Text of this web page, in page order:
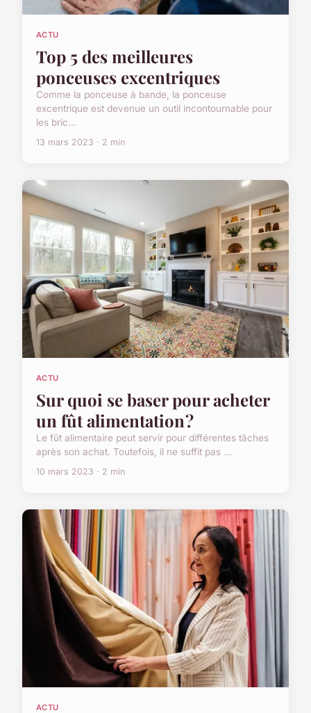
ACTU
Top 5 des meilleures
ponceuses excentriques
Comme la ponceuse à bande, la ponceuse
excentrique est devenue un outil incontournable pour
les bric...
13 mars 2023 · 2 min
ACTU
Sur quoi se baser pour acheter
un fût alimentation ?
Le fût alimentaire peut servir pour différentes tâches
après son achat. Toutefois, il ne suffit pas ...
10 mars 2023 · 2 min
ACTU